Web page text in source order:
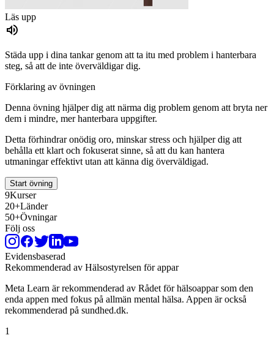
Läs upp
Städa upp i dina tankar genom att ta itu med problem i hanterbara
steg, så att de inte överväldigar dig.
Förklaring av övningen
Denna övning hjälper dig att närma dig problem genom att bryta ner
dem i mindre, mer hanterbara uppgifter.
Detta förhindrar onödig oro, minskar stress och hjälper dig att
behålla ett klart och fokuserat sinne, så att du kan hantera
utmaningar effektivt utan att känna dig överväldigad.
Start övning
9Kurser
20+Länder
50+Övningar
Följ oss
Evidensbaserad
Rekommenderad av Hälsostyrelsen för appar
Meta Learn är rekommenderad av Rådet för hälsoappar som den
enda appen med fokus på allmän mental hälsa. Appen är också
rekommenderad på sundhed.dk.
1